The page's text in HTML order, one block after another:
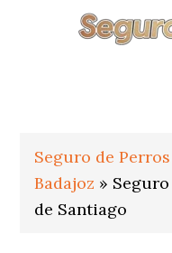
Seguro de Perros
Badajoz »
de Santiago